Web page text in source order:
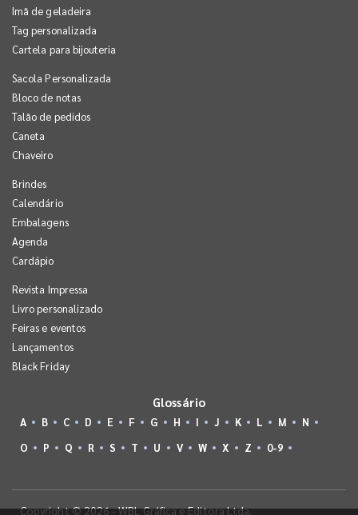
Imã de geladeira
Tag personalizada
Cartela para bijouteria
Sacola Personalizada
Bloco de notas
Talão de pedidos
Caneta
Chaveiro
Brindes
Calendário
Embalagens
Agenda
Cardápio
Revista Impressa
Livro personalizado
Feiras e eventos
Lançamentos
Black Friday
Glossário
A B C D E F G H I J K L M
N
O
P Q R S T U V W X Z 0-9
Copyright © 2026 - WBL Gráfica e Editora Ltda.